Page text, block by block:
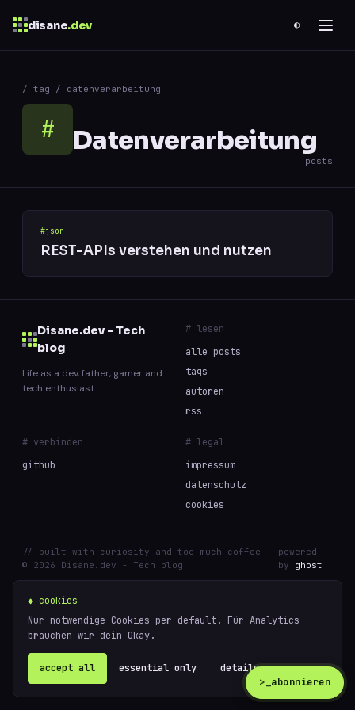
disane.dev ◐
/ tag / datenverarbeitung
# Datenverarbeitung
posts
#json
REST-APIs verstehen und nutzen
Disane.dev - Tech
blog
Life as a dev, father, gamer and
tech enthusiast
# lesen
alle posts
tags
autoren
rss
# verbinden
github
# legal
impressum
datenschutz
cookies
// built with curiosity and too much coffee —
© 2026 Disane.dev - Tech blog
powered
by ghost
◆ cookies
Nur notwendige Cookies per default. Für Analytics
brauchen wir dein Okay.
accept all essential only
details ↗
>_ abonnieren